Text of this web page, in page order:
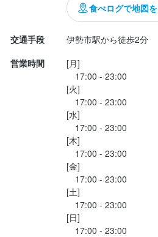
食べログで地図を
交通手段
伊勢市駅から徒歩2分
営業時間
[月]
17:00 - 23:00
[火]
17:00 - 23:00
[水]
17:00 - 23:00
[木]
17:00 - 23:00
[金]
17:00 - 23:00
[土]
17:00 - 23:00
[日]
17:00 - 23:00
身に付くスキル
包丁さばき
テーブルマナー
出店開業ノウハウ
必須スキル・経験
未経験・アルバイトデビュー歓迎！
学生・フリーター・Wワークの方も大
最初は簡単な作業からスタートするの